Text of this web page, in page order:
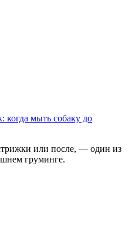
мыть собаку до
или после, — один из
груминге.